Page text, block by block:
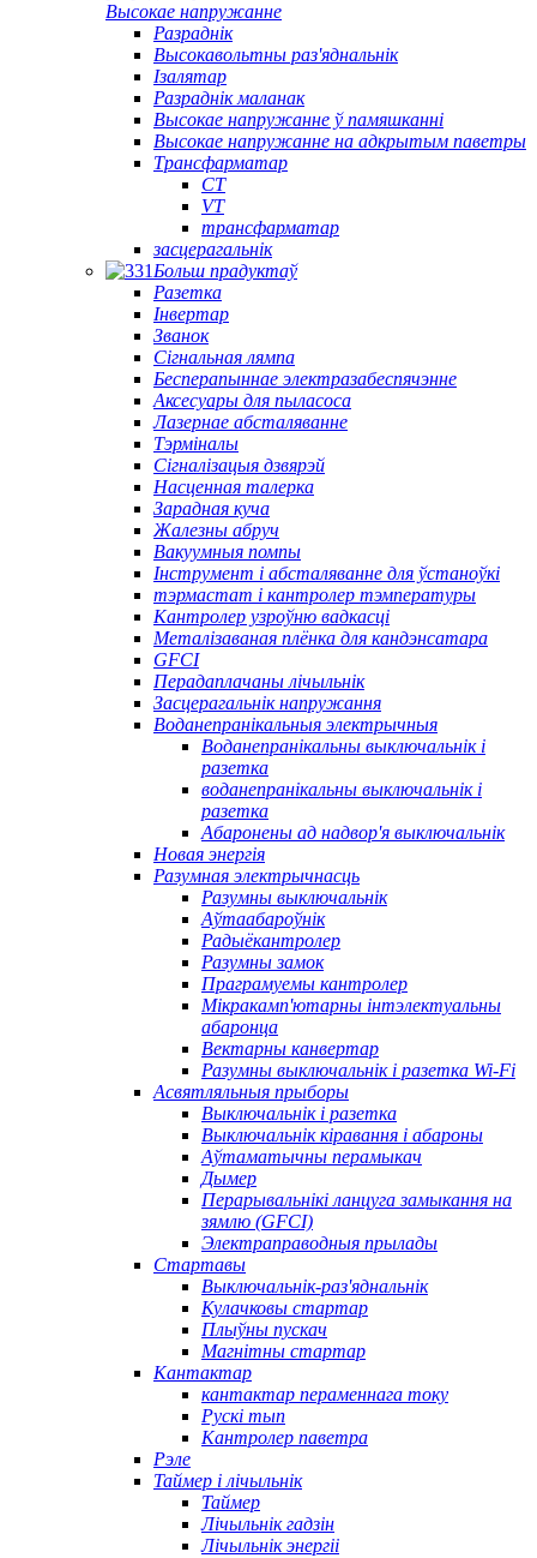
Высокае напружанне
Разраднік
Высокавольтны раз'яднальнік
Ізалятар
Разраднік маланак
Высокае напружанне ў памяшканні
Высокае напружанне на адкрытым паветры
Трансфарматар
CT
VT
трансфарматар
засцерагальнік
Больш прадуктаў
Разетка
Інвертар
Званок
Сігнальная лямпа
Бесперапыннае электразабеспячэнне
Аксесуары для пыласоса
Лазернае абсталяванне
Тэрміналы
Сігналізацыя дзвярэй
Насценная талерка
Зарадная куча
Жалезны абруч
Вакуумныя помпы
Інструмент і абсталяванне для ўстаноўкі
тэрмастат і кантролер тэмпературы
Кантролер узроўню вадкасці
Металізаваная плёнка для кандэнсатара
GFCI
Перадаплачаны лічыльнік
Засцерагальнік напружання
Воданепранікальныя электрычныя
Воданепранікальны выключальнік і
разетка
воданепранікальны выключальнік і
разетка
Абаронены ад надвор'я выключальнік
Новая энергія
Разумная электрычнасць
Разумны выключальнік
Аўтаабароўнік
Радыёкантролер
Разумны замок
Праграмуемы кантролер
Мікракамп'ютарны інтэлектуальны
абаронца
Вектарны канвертар
Разумны выключальнік і разетка Wi-Fi
Асвятляльныя прыборы
Выключальнік і разетка
Выключальнік кіравання і абароны
Аўтаматычны перамыкач
Дымер
Перарывальнікі ланцуга замыкання на
зямлю (GFCI)
Электраправодныя прылады
Стартавы
Выключальнік-раз'яднальнік
Кулачковы стартар
Плыўны пускач
Магнітны стартар
Кантактар
кантактар ​​пераменнага току
Рускі тып
Кантролер паветра
Рэле
Таймер і лічыльнік
Таймер
Лічыльнік гадзін
Лічыльнік энергіі